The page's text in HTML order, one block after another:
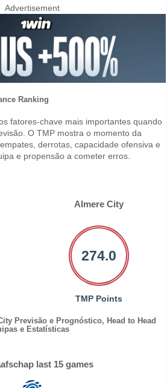
Advertisement
Ranking
fatores-chave mais importantes quando
O TMP mostra o momento da
derrotas, capacidade ofensiva e
e propensão a cometer erros.
Almere City
274.0
TMP Points
Previsão e Prognóstico, Head to Head
e Estatísticas
last 15 games